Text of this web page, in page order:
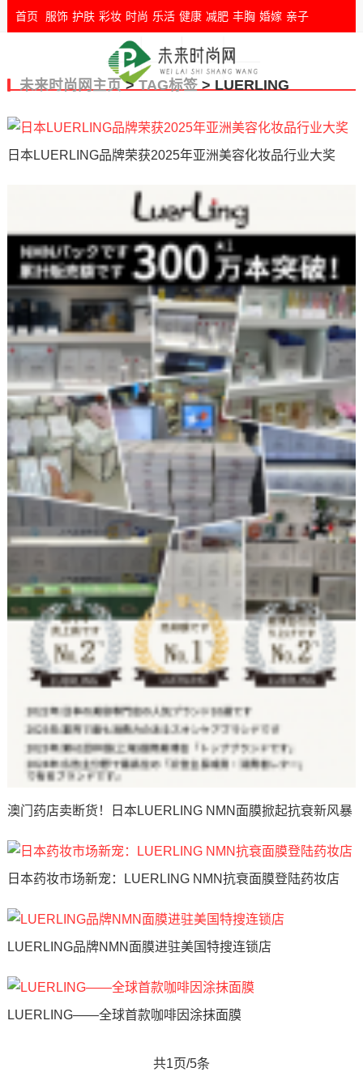
首页 服饰 护肤 彩妆 时尚 乐活 健康 减肥 丰胸 婚嫁 亲子
未来时尚网主页>TAG标签> LUERLING
日本LUERLING品牌荣获2025年亚洲美容化妆品行业大奖
澳门药店卖断货！日本LUERLING NMN面膜掀起抗衰新风暴
日本药妆市场新宠：LUERLING NMN抗衰面膜登陆药妆店
LUERLING品牌NMN面膜进驻美国特搜连锁店
LUERLING——全球首款咖啡因涂抹面膜
共1页/5条